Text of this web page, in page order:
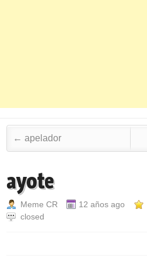
Post navigation
← apelador
ayote
Meme CR 12 años ago
closed